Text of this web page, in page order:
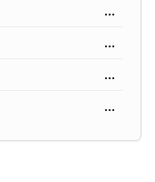
...
...
...
...